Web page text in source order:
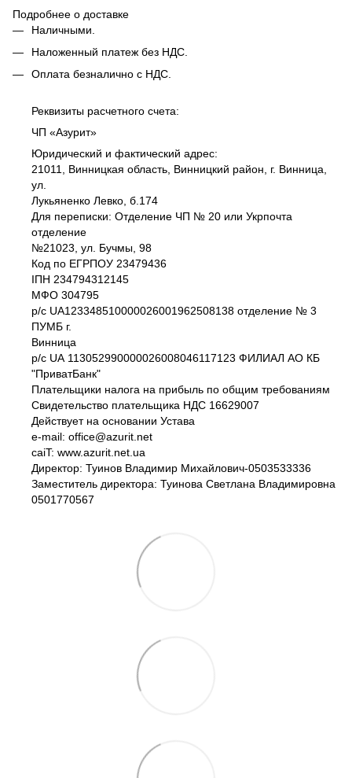
Подробнее о доставке
Наличными.
Наложенный платеж без НДС.
Оплата безналично c НДС.
Реквизиты расчетного счета:
ЧП «Азурит»
Юридический и фактический адрес:
21011, Винницкая область, Винницкий район, г. Винница,
ул.
Лукьяненко Левко, б.174
Для переписки: Отделение ЧП № 20 или Укрпочта
отделение
№21023, ул. Бучмы, 98
Код по ЕГРПОУ 23479436
IПH 234794312145
МФО 304795
р/с UA123348510000026001962508138 отделение № 3
ПУМБ г.
Винница
р/с UА 113052990000026008046117123 ФИЛИАЛ АО КБ
"ПриватБанк"
Плательщики налога на прибыль по общим требованиям
Свидетельство плательщика НДС 16629007
Действует на основании Устава
e-mail: office@azurit.net
caiT: www.azurit.net.ua
Директор: Туинов Владимир Михайлович-0503533336
Заместитель директора: Туинова Светлана Владимировна
0501770567